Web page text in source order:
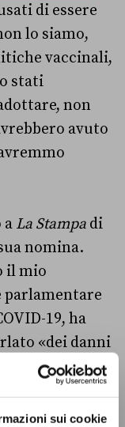
sui cookie
di essere
lo siamo,
vaccinali,
stati
non
avuto
a La Stampa di
nomina.
il mio
parlamentare
19, ha
«dei danni
il lockdown
sui